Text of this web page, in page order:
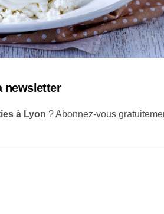
newsletter
à Lyon ? Abonnez-vous